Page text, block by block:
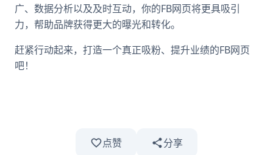
广、数据分析以及及时互动，你的FB网页将更具吸引
力，帮助品牌获得更大的曝光和转化。
赶紧行动起来，打造一个真正吸粉、提升业绩的FB网页
吧！
点赞 分享